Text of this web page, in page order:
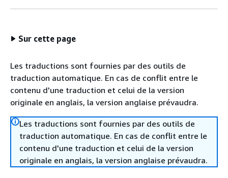
Sur cette page
Les traductions sont fournies par des outils de
traduction automatique. En cas de conflit entre le
contenu d'une traduction et celui de la version
originale en anglais, la version anglaise prévaudra.
Les traductions sont fournies par des outils de
traduction automatique. En cas de conflit entre le
contenu d'une traduction et celui de la version
originale en anglais, la version anglaise prévaudra.